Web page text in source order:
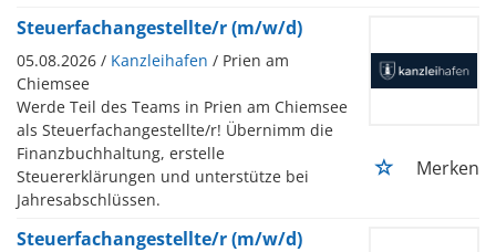
Steuerfachangestellte/r (m/w/d)
05.08.2026 / Kanzleihafen / Prien am
Chiemsee
Werde Teil des Teams in Prien am Chiemsee
als Steuerfachangestellte/r! Übernimm die
Finanzbuchhaltung, erstelle
Steuererklärungen und unterstütze bei
Jahresabschlüssen.
Merken
Steuerfachangestellte/r (m/w/d)